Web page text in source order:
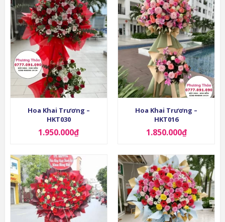
Hoa Khai Trương –
HKT030
1.950.000₫
Hoa Khai Trương –
HKT016
1.850.000₫